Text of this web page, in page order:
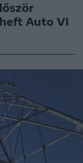
Auto VI